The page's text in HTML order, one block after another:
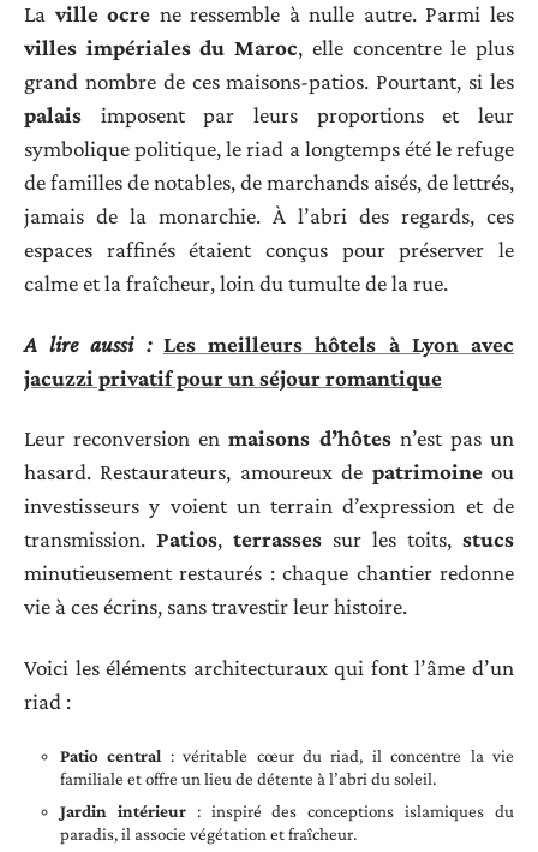
La ville ocre ne ressemble à nulle autre. Parmi les
villes impériales du Maroc, elle concentre le plus
grand nombre de ces maisons-patios. Pourtant, si les
palais imposent par leurs proportions et leur
symbolique politique, le riad a longtemps été le refuge
de familles de notables, de marchands aisés, de lettrés,
jamais de la monarchie. À l’abri des regards, ces
espaces raffinés étaient conçus pour préserver le
calme et la fraîcheur, loin du tumulte de la rue.
A lire aussi : Les meilleurs hôtels à Lyon avec
jacuzzi privatif pour un séjour romantique
Leur reconversion enmaisons d’hôtesn’est pas un
hasard. Restaurateurs, amoureux de patrimoineou
investisseurs y voient un terrain d’expression et de
transmission. Patios, terrasses sur les toits, stucs
minutieusement restaurés : chaque chantier redonne
vie à ces écrins, sans travestir leur histoire.
Voici les éléments architecturaux qui font l’âme d’un
riad :
Patio central : véritable cœur du riad, il concentre la vie
familiale et offre un lieu de détente à l’abri du soleil.
Jardin intérieur: inspiré des conceptions islamiques du
paradis, il associe végétation et fraîcheur.